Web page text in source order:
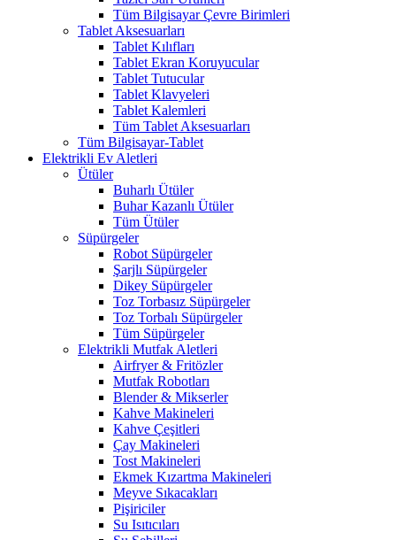
Tüm Bilgisayar Çevre Birimleri
Tablet Aksesuarları
Tablet Kılıfları
Tablet Ekran Koruyucular
Tablet Tutucular
Tablet Klavyeleri
Tablet Kalemleri
Tüm Tablet Aksesuarları
Tüm Bilgisayar-Tablet
Elektrikli Ev Aletleri
Ütüler
Buharlı Ütüler
Buhar Kazanlı Ütüler
Tüm Ütüler
Süpürgeler
Robot Süpürgeler
Şarjlı Süpürgeler
Dikey Süpürgeler
Toz Torbasız Süpürgeler
Toz Torbalı Süpürgeler
Tüm Süpürgeler
Elektrikli Mutfak Aletleri
Airfryer & Fritözler
Mutfak Robotları
Blender & Mikserler
Kahve Makineleri
Kahve Çeşitleri
Çay Makineleri
Tost Makineleri
Ekmek Kızartma Makineleri
Meyve Sıkacakları
Pişiriciler
Su Isıtıcıları